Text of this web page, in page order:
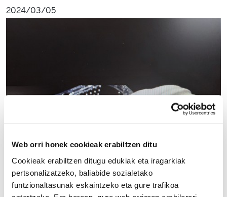
Web orri honek cookieak erabiltzen ditu
Cookieak erabiltzen ditugu edukiak eta iragarkiak
pertsonalizatzeko, baliabide sozialetako
funtzionaltasunak eskaintzeko eta gure trafikoa
2024/03/05